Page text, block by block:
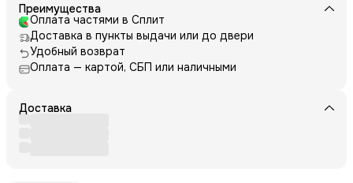
Преимущества
Оплата частями в Сплит
Доставка в пункты выдачи или до двери
Удобный возврат
Оплата — картой, СБП или наличными
Доставка